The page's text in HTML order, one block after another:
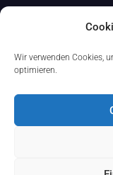
Wir verwenden Cookies,
optimieren.